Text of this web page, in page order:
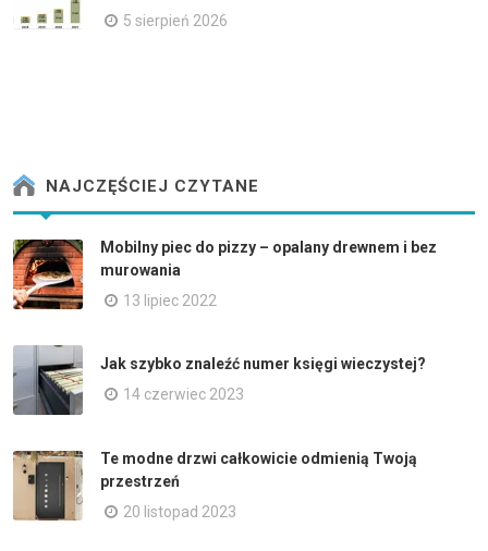
5 sierpień 2026
NAJCZĘŚCIEJ CZYTANE
Mobilny piec do pizzy – opalany drewnem i bez
murowania
13 lipiec 2022
Jak szybko znaleźć numer księgi wieczystej?
14 czerwiec 2023
Te modne drzwi całkowicie odmienią Twoją
przestrzeń
20 listopad 2023